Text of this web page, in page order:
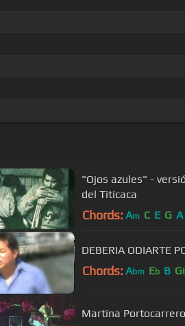
"Ojos azules" -
del Titicaca
Chords: Am C E G A
DEBERIA ODIARTE
Chords: Abm Eb B G
Martina